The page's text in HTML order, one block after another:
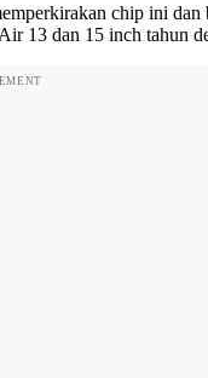
chip ini
13 dan 15 inch tahun